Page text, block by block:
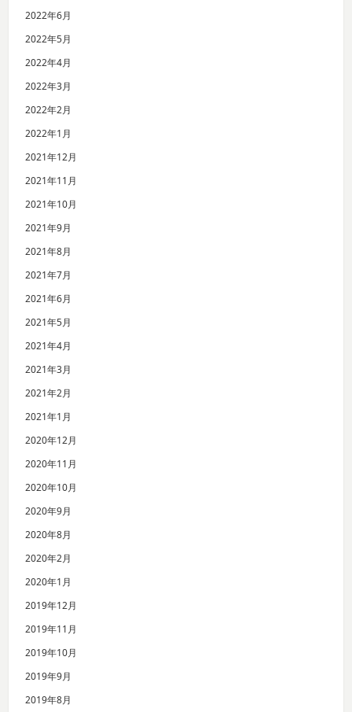
2022年6月
2022年5月
2022年4月
2022年3月
2022年2月
2022年1月
2021年12月
2021年11月
2021年10月
2021年9月
2021年8月
2021年7月
2021年6月
2021年5月
2021年4月
2021年3月
2021年2月
2021年1月
2020年12月
2020年11月
2020年10月
2020年9月
2020年8月
2020年2月
2020年1月
2019年12月
2019年11月
2019年10月
2019年9月
2019年8月